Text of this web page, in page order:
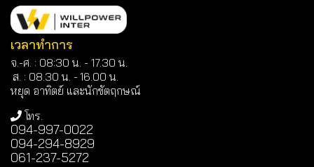
เวลาทำการ
จ.-ศ. : 08:30 น. - 17.30 น.
ส. : 08.30 น. -16.00 น.
หยุด อาทิตย์ และนักขัตฤกษณ์
โทร.
094-997-0022
094-294-8929
061-237-5272